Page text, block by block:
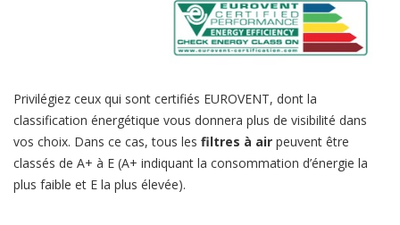
Privilégiez ceux qui sont certifiés EUROVENT, dont la
classification énergétique vous donnera plus de visibilité dans
vos choix. Dans ce cas, tous les filtres à air peuvent être
classés de A+ à E (A+ indiquant la consommation d’énergie la
plus faible et E la plus élevée).